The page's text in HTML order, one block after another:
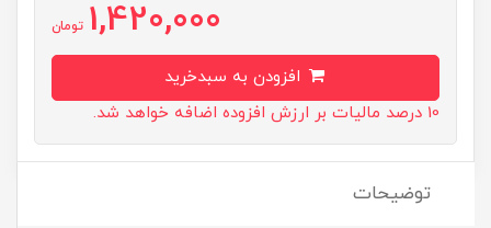
1,420,000 تومان
10 درصد مالیات بر ارزش افزوده اضافه خواهد شد.
توضیحات